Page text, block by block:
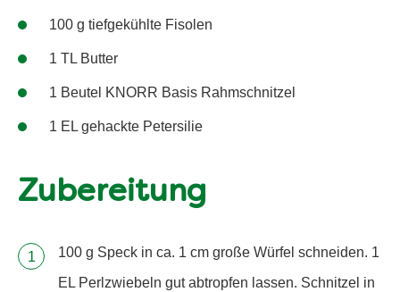
100 g tiefgekühlte Fisolen
1 TL Butter
1 Beutel KNORR Basis Rahmschnitzel
1 EL gehackte Petersilie
Zubereitung
100 g Speck in ca. 1 cm große Würfel schneiden. 1
EL Perlzwiebeln gut abtropfen lassen. Schnitzel in